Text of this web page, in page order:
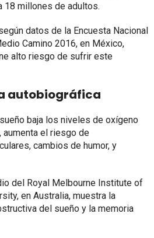
18 millones de adultos.
datos de la Encuesta Nacional
Camino 2016, en México,
alto riesgo de sufrir este
autobiográfica
baja los niveles de oxígeno
aumenta el riesgo de
cambios de humor, y
del Royal Melbourne Institute of
en Australia, muestra la
del sueño y la memoria